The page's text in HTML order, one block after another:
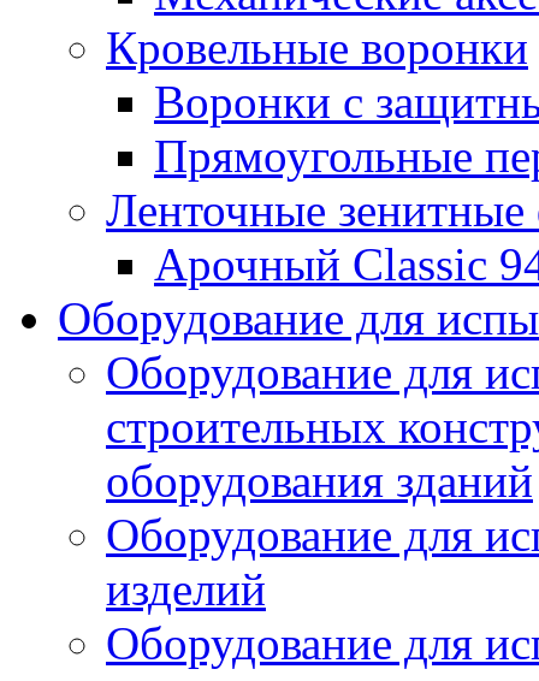
Кровельные воронки
Воронки с
Прямоугольные
Ленточные
Арочный Classic
Оборудование для
Оборудование для
строительных
оборудования зданий
Оборудование для
изделий
Оборудование для